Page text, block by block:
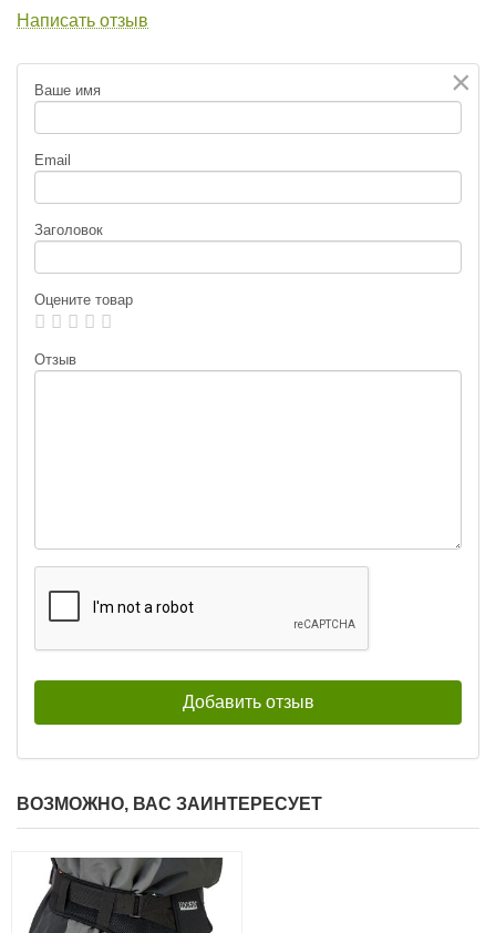
Написать отзыв
×
Ваше имя
Email
Заголовок
Оцените товар
Отзыв
ВОЗМОЖНО, ВАС ЗАИНТЕРЕСУЕТ